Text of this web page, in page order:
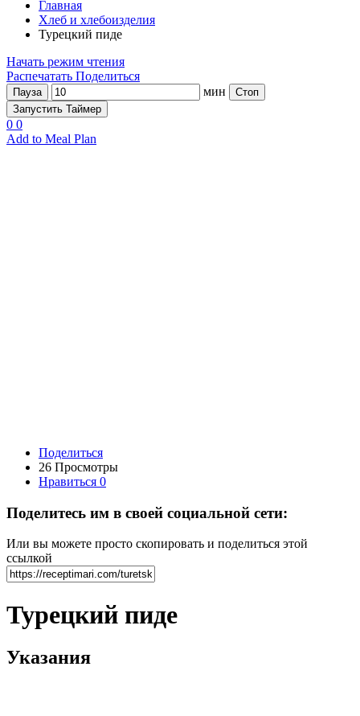
Главная
Хлеб и хлебоизделия
Турецкий пиде
Начать режим чтения
Распечатать Поделиться
Пауза мин
Стоп
Запустить Таймер
0 0
Add to Meal Plan
Поделиться
26 Просмотры
Нравиться 0
Поделитесь им в своей социальной сети:
Или вы можете просто скопировать и поделиться этой
ссылкой
Турецкий пиде
Указания